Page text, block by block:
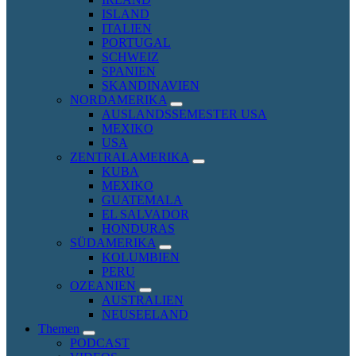
menu
ISLAND
ITALIEN
PORTUGAL
SCHWEIZ
SPANIEN
SKANDINAVIEN
NORDAMERIKA
expand
child
AUSLANDSSEMESTER USA
MEXIKO
USA
ZENTRALAMERIKA
expand
KUBA
MEXIKO
GUATEMALA
EL SALVADOR
HONDURAS
SÜDAMERIKA
expand
child
KOLUMBIEN
PERU
OZEANIEN
expand
child
menu
AUSTRALIEN
NEUSEELAND
Themen
expand
child
PODCAST